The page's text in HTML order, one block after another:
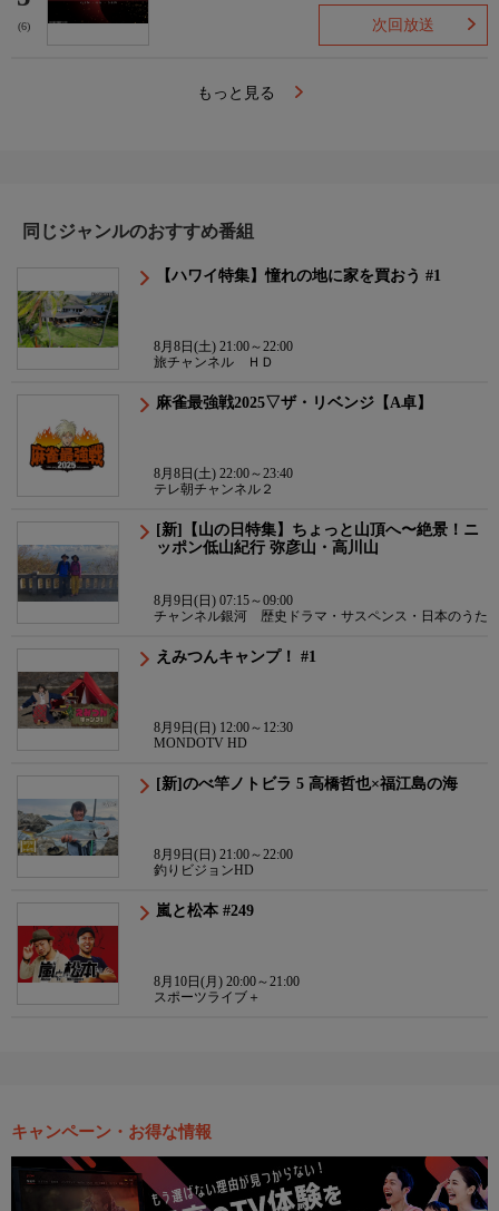
(6) 次回放送
もっと見る
同じジャンルのおすすめ番組
【ハワイ特集】憧れの地に家を買おう #1
8月8日(土) 21:00～22:00
旅チャンネル ＨＤ
麻雀最強戦2025▽ザ・リベンジ【A卓】
8月8日(土) 22:00～23:40
テレ朝チャンネル２
[新]【山の日特集】ちょっと山頂へ〜絶景！ニ
ッポン低山紀行 弥彦山・高川山
8月9日(日) 07:15～09:00
チャンネル銀河 歴史ドラマ・サスペンス・日本のうた
えみつんキャンプ！ #1
8月9日(日) 12:00～12:30
MONDOTV HD
[新]のべ竿ノトビラ 5 高橋哲也×福江島の海
8月9日(日) 21:00～22:00
釣りビジョンHD
嵐と松本 #249
8月10日(月) 20:00～21:00
スポーツライブ＋
キャンペーン・お得な情報